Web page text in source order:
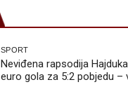
SPORT
Neviđena rapsodija
euro gola za 5:2 pobjedu –